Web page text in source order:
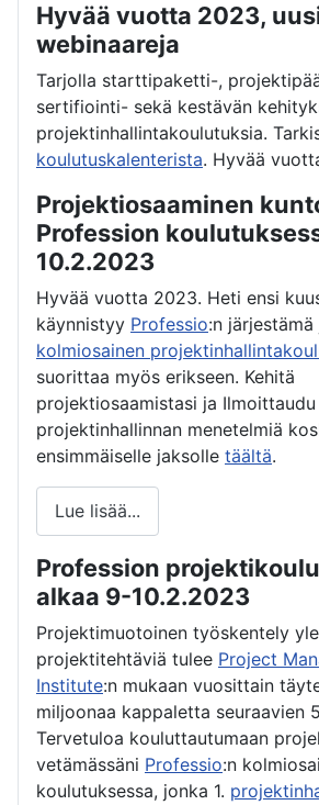
Hyvää vuotta 2023,
webinaareja
Tarjolla starttipaketti-,
sertifiointi- sekä kestävän
projektinhallintakoulutuksia.
koulutuskalenterista. Hyvää
Projektiosaaminen
Profession
10.2.2023
Hyvää vuotta 2023. Heti ensi
käynnistyy Professio:n
kolmiosainen
suorittaa myös erikseen. Kehitä
projektiosaamistasi ja Ilmoittaudu
projektinhallinnan menetelmiä
ensimmäiselle jaksolle täältä.
Lue lisää...
Profession
alkaa 9-10.2.2023
Projektimuotoinen työskentely
projektitehtäviä tulee Project
Institute:n mukaan vuosittain
miljoonaa kappaletta seuraavien
Tervetuloa kouluttautumaan
vetämässäni Professio:n
koulutuksessa, jonka 1.